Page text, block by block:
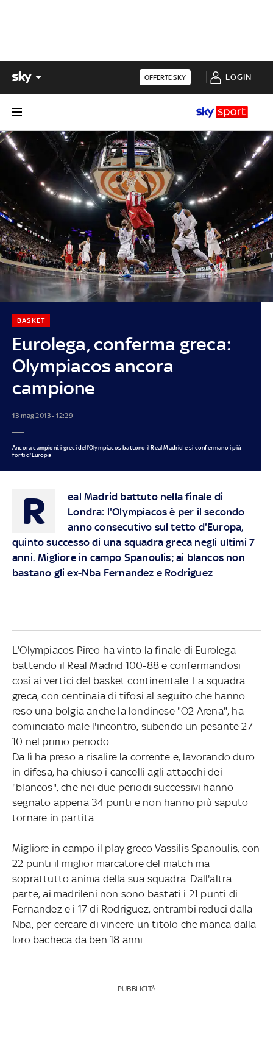
OFFERTE SKY LOGIN
Eurolega, conferma greca:
Olympiacos ancora
campione
BASKET
13 mag 2013 - 12:29
Ancora campioni: i greci dell'Olympiacos battono il Real Madrid e si confermano i più
forti d'Europa
R
eal Madrid battuto nella finale di
Londra: l'Olympiacos è per il secondo
anno consecutivo sul tetto d'Europa,
quinto successo di una squadra greca negli ultimi 7
anni. Migliore in campo Spanoulis; ai blancos non
bastano gli ex-Nba Fernandez e Rodriguez
L'Olympiacos Pireo ha vinto la finale di Eurolega
battendo il Real Madrid 100-88 e confermandosi
così ai vertici del basket continentale. La squadra
greca, con centinaia di tifosi al seguito che hanno
reso una bolgia anche la londinese "O2 Arena", ha
cominciato male l'incontro, subendo un pesante 27-
10 nel primo periodo.
Da lì ha preso a risalire la corrente e, lavorando duro
in difesa, ha chiuso i cancelli agli attacchi dei
"blancos", che nei due periodi successivi hanno
segnato appena 34 punti e non hanno più saputo
tornare in partita.
Migliore in campo il play greco Vassilis Spanoulis, con
22 punti il miglior marcatore del match ma
soprattutto anima della sua squadra. Dall'altra
parte, ai madrileni non sono bastati i 21 punti di
Fernandez e i 17 di Rodriguez, entrambi reduci dalla
Nba, per cercare di vincere un titolo che manca dalla
loro bacheca da ben 18 anni.
PUBBLICITÀ